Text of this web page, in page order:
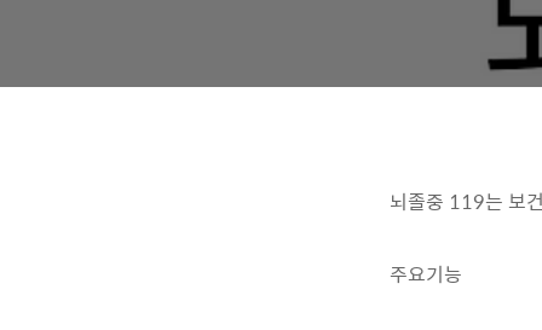
뇌졸중 119는 보
주요기능